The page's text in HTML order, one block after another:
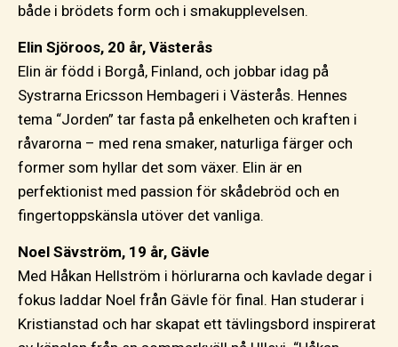
både i brödets form och i smakupplevelsen.
Elin Sjöroos, 20 år, Västerås
Elin är född i Borgå, Finland, och jobbar idag på
Systrarna Ericsson Hembageri i Västerås. Hennes
tema “Jorden” tar fasta på enkelheten och kraften i
råvarorna – med rena smaker, naturliga färger och
former som hyllar det som växer. Elin är en
perfektionist med passion för skådebröd och en
fingertoppskänsla utöver det vanliga.
Noel Sävström, 19 år, Gävle
Med Håkan Hellström i hörlurarna och kavlade degar i
fokus laddar Noel från Gävle för final. Han studerar i
Kristianstad och har skapat ett tävlingsbord inspirerat